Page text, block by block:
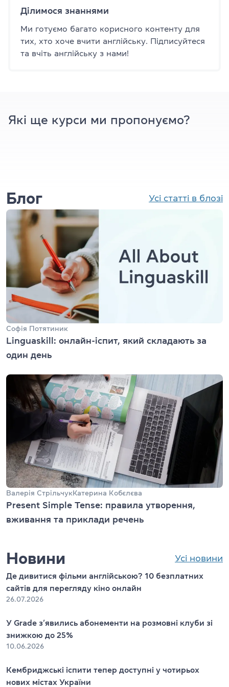
Ділимося знаннями
Ми готуємо багато корисного контенту для
тих, хто хоче вчити англійську. Підписуйтеся
та вчіть англійську з нами!
Які ще курси ми пропонуємо?
Блог Усі статті в блозі
Софія Потятиник
Linguaskill: онлайн-іспит, який складають за
один день
Валерія Стрільчук Катерина Кобєлєва
Present Simple Tense: правила утворення,
вживання та приклади речень
Новини Усі новини
Де дивитися фільми англійською? 10 безплатних
сайтів для перегляду кіно онлайн
26.07.2026
У Grade з’явились абонементи на розмовні клуби зі
знижкою до 25%
10.06.2026
Кембриджські іспити тепер доступні у чотирьох
нових містах України